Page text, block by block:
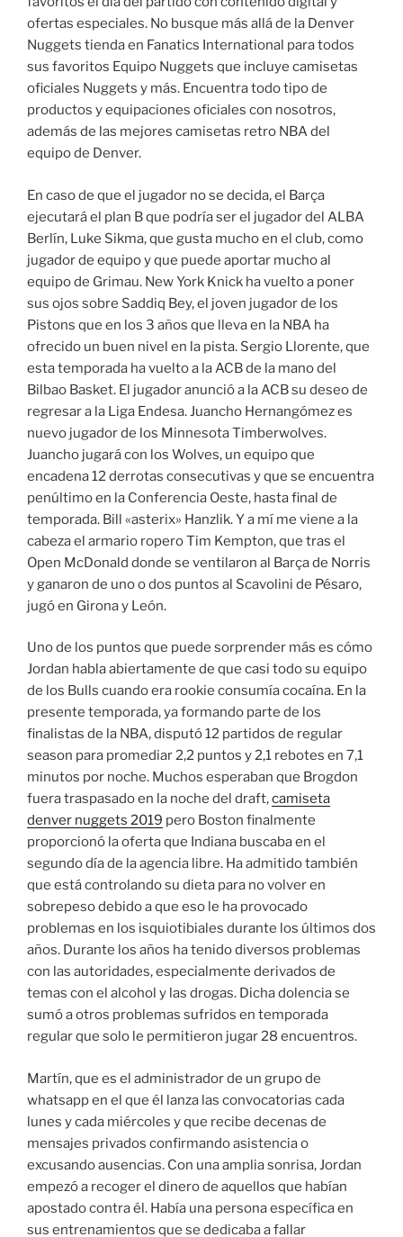
ofertas especiales. No busque más allá de la Denver
Nuggets tienda en Fanatics International para todos
sus favoritos Equipo Nuggets que incluye camisetas
oficiales Nuggets y más. Encuentra todo tipo de
productos y equipaciones oficiales con nosotros,
además de las mejores camisetas retro NBA del
equipo de Denver.
En caso de que el jugador no se decida, el Barça
ejecutará el plan B que podría ser el jugador del ALBA
Berlín, Luke Sikma, que gusta mucho en el club, como
jugador de equipo y que puede aportar mucho al
equipo de Grimau. New York Knick ha vuelto a poner
sus ojos sobre Saddiq Bey, el joven jugador de los
Pistons que en los 3 años que lleva en la NBA ha
ofrecido un buen nivel en la pista. Sergio Llorente, que
esta temporada ha vuelto a la ACB de la mano del
Bilbao Basket. El jugador anunció a la ACB su deseo de
regresar a la Liga Endesa. Juancho Hernangómez es
nuevo jugador de los Minnesota Timberwolves.
Juancho jugará con los Wolves, un equipo que
encadena 12 derrotas consecutivas y que se encuentra
penúltimo en la Conferencia Oeste, hasta final de
temporada. Bill «asterix» Hanzlik. Y a mí me viene a la
cabeza el armario ropero Tim Kempton, que tras el
Open McDonald donde se ventilaron al Barça de Norris
y ganaron de uno o dos puntos al Scavolini de Pésaro,
jugó en Girona y León.
Uno de los puntos que puede sorprender más es cómo
Jordan habla abiertamente de que casi todo su equipo
de los Bulls cuando era rookie consumía cocaína. En la
presente temporada, ya formando parte de los
finalistas de la NBA, disputó 12 partidos de regular
season para promediar 2,2 puntos y 2,1 rebotes en 7,1
minutos por noche. Muchos esperaban que Brogdon
fuera traspasado en la noche del draft,camiseta
denver nuggets 2019 pero Boston finalmente
proporcionó la oferta que Indiana buscaba en el
segundo día de la agencia libre. Ha admitido también
que está controlando su dieta para no volver en
sobrepeso debido a que eso le ha provocado
problemas en los isquiotibiales durante los últimos dos
años. Durante los años ha tenido diversos problemas
con las autoridades, especialmente derivados de
temas con el alcohol y las drogas. Dicha dolencia se
sumó a otros problemas sufridos en temporada
regular que solo le permitieron jugar 28 encuentros.
Martín, que es el administrador de un grupo de
whatsapp en el que él lanza las convocatorias cada
lunes y cada miércoles y que recibe decenas de
mensajes privados confirmando asistencia o
excusando ausencias. Con una amplia sonrisa, Jordan
empezó a recoger el dinero de aquellos que habían
apostado contra él. Había una persona específica en
sus entrenamientos que se dedicaba a fallar